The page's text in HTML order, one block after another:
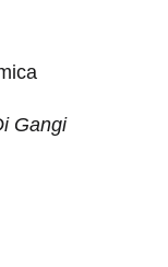
Gangi